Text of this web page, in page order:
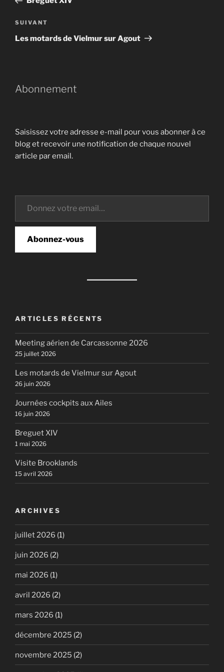
l’article
Article
suivant
SUIVANT
Les motards de Vielmur sur Agout
Abonnement
Saisissez votre adresse e-mail pour vous abonner à ce
blog et recevoir une notification de chaque nouvel
article par email.
Donnez votre email…
Abonnez-vous
ARTICLES RÉCENTS
Meeting aérien de Carcassonne 2026
25 juillet 2026
Les motards de Vielmur sur Agout
26 juin 2026
Journées cockpits aux Ailes
16 juin 2026
Breguet XIV
1 mai 2026
Visite Brooklands
15 avril 2026
ARCHIVES
juillet 2026 (1)
juin 2026 (2)
mai 2026 (1)
avril 2026 (2)
mars 2026 (1)
décembre 2025 (2)
novembre 2025 (2)